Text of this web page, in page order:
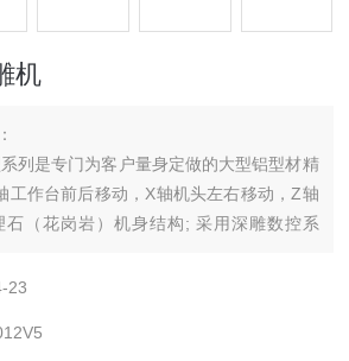
机
列是专门为客户量身定做的大型铝型材精
工作台前后移动，X轴机头左右移动，Z轴
石（花岗岩）机身结构; 采用深雕数控系
23